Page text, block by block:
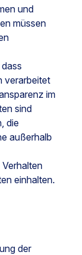
und
müssen
verarbeitet
im
sind
die
außerhalb
einhalten.
der